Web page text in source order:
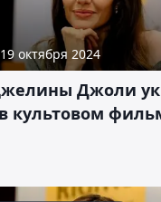
октября 2024
Джоли
культовом